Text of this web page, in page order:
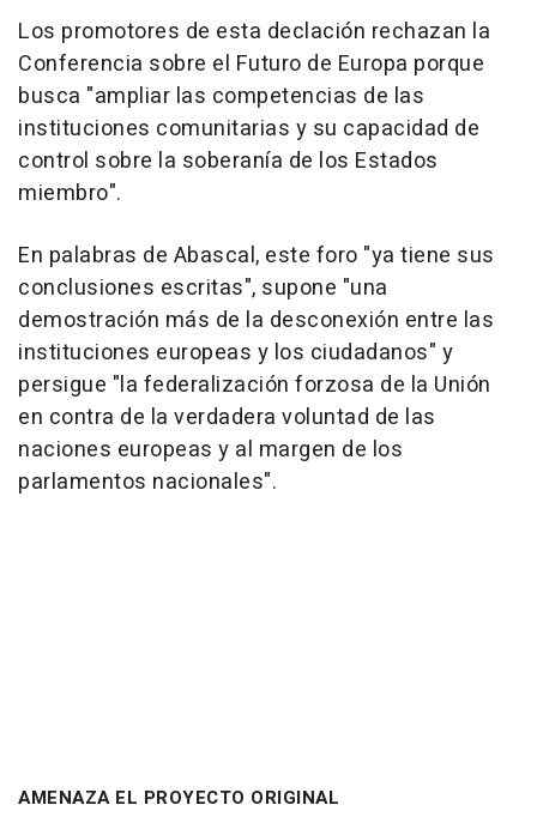
Los promotores de esta declación rechazan la
Conferencia sobre el Futuro de Europa porque
busca "ampliar las competencias de las
instituciones comunitarias y su capacidad de
control sobre la soberanía de los Estados
miembro".
En palabras de Abascal, este foro "ya tiene sus
conclusiones escritas", supone "una
demostración más de la desconexión entre las
instituciones europeas y los ciudadanos" y
persigue "la federalización forzosa de la Unión
en contra de la verdadera voluntad de las
naciones europeas y al margen de los
parlamentos nacionales".
AMENAZA EL PROYECTO ORIGINAL